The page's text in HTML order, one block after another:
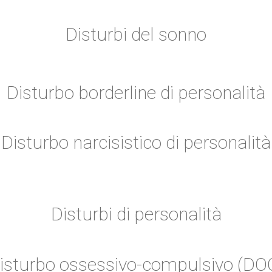
Disturbi del sonno
Disturbo borderline di personalità
Disturbo narcisistico di personalità
Disturbi di personalità
ossessivo-compulsivo